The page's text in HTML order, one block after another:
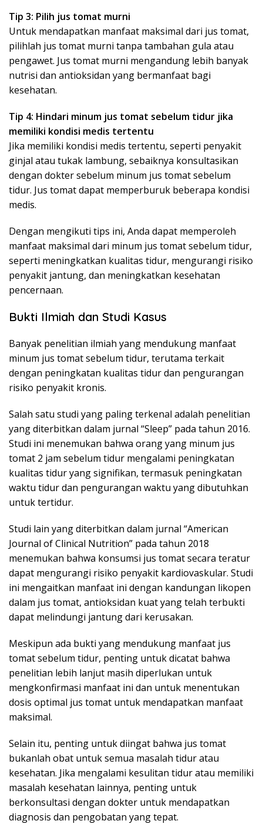
Tip 3: Pilih jus tomat murni
Untuk mendapatkan manfaat maksimal dari jus tomat,
pilihlah jus tomat murni tanpa tambahan gula atau
pengawet. Jus tomat murni mengandung lebih banyak
nutrisi dan antioksidan yang bermanfaat bagi
kesehatan.
Tip 4: Hindari minum jus tomat sebelum tidur jika
memiliki kondisi medis tertentu
Jika memiliki kondisi medis tertentu, seperti penyakit
ginjal atau tukak lambung, sebaiknya konsultasikan
dengan dokter sebelum minum jus tomat sebelum
tidur. Jus tomat dapat memperburuk beberapa kondisi
medis.
Dengan mengikuti tips ini, Anda dapat memperoleh
manfaat maksimal dari minum jus tomat sebelum tidur,
seperti meningkatkan kualitas tidur, mengurangi risiko
penyakit jantung, dan meningkatkan kesehatan
pencernaan.
Bukti Ilmiah dan Studi Kasus
Banyak penelitian ilmiah yang mendukung manfaat
minum jus tomat sebelum tidur, terutama terkait
dengan peningkatan kualitas tidur dan pengurangan
risiko penyakit kronis.
Salah satu studi yang paling terkenal adalah penelitian
yang diterbitkan dalam jurnal “Sleep” pada tahun 2016.
Studi ini menemukan bahwa orang yang minum jus
tomat 2 jam sebelum tidur mengalami peningkatan
kualitas tidur yang signifikan, termasuk peningkatan
waktu tidur dan pengurangan waktu yang dibutuhkan
untuk tertidur.
Studi lain yang diterbitkan dalam jurnal “American
Journal of Clinical Nutrition” pada tahun 2018
menemukan bahwa konsumsi jus tomat secara teratur
dapat mengurangi risiko penyakit kardiovaskular. Studi
ini mengaitkan manfaat ini dengan kandungan likopen
dalam jus tomat, antioksidan kuat yang telah terbukti
dapat melindungi jantung dari kerusakan.
Meskipun ada bukti yang mendukung manfaat jus
tomat sebelum tidur, penting untuk dicatat bahwa
penelitian lebih lanjut masih diperlukan untuk
mengkonfirmasi manfaat ini dan untuk menentukan
dosis optimal jus tomat untuk mendapatkan manfaat
maksimal.
Selain itu, penting untuk diingat bahwa jus tomat
bukanlah obat untuk semua masalah tidur atau
kesehatan. Jika mengalami kesulitan tidur atau memiliki
masalah kesehatan lainnya, penting untuk
berkonsultasi dengan dokter untuk mendapatkan
diagnosis dan pengobatan yang tepat.